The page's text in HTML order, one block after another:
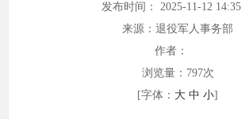
发布时间： 2025-11-12 14:35
来源：退役军人事务部
作者：
浏览量： 797次
[字体： 大 中 小]